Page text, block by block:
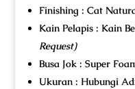
Finishing : Cat
Kain Pelapis : Kain
Request)
Busa Jok : Super
Ukuran : Hubungi